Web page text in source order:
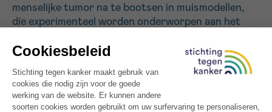
menselijke tumor na te bootsen in muismodellen,
die experimenteel worden onderworpen aan het
van genetisch verschillende modellen van
mesothelioom op een eenvoudigere en meer
betaalbare manier dan in het verleden. Ten tweede
zullen wij de immuuncomponent van deze
verschillende typen mesothelioom onderzoeken en